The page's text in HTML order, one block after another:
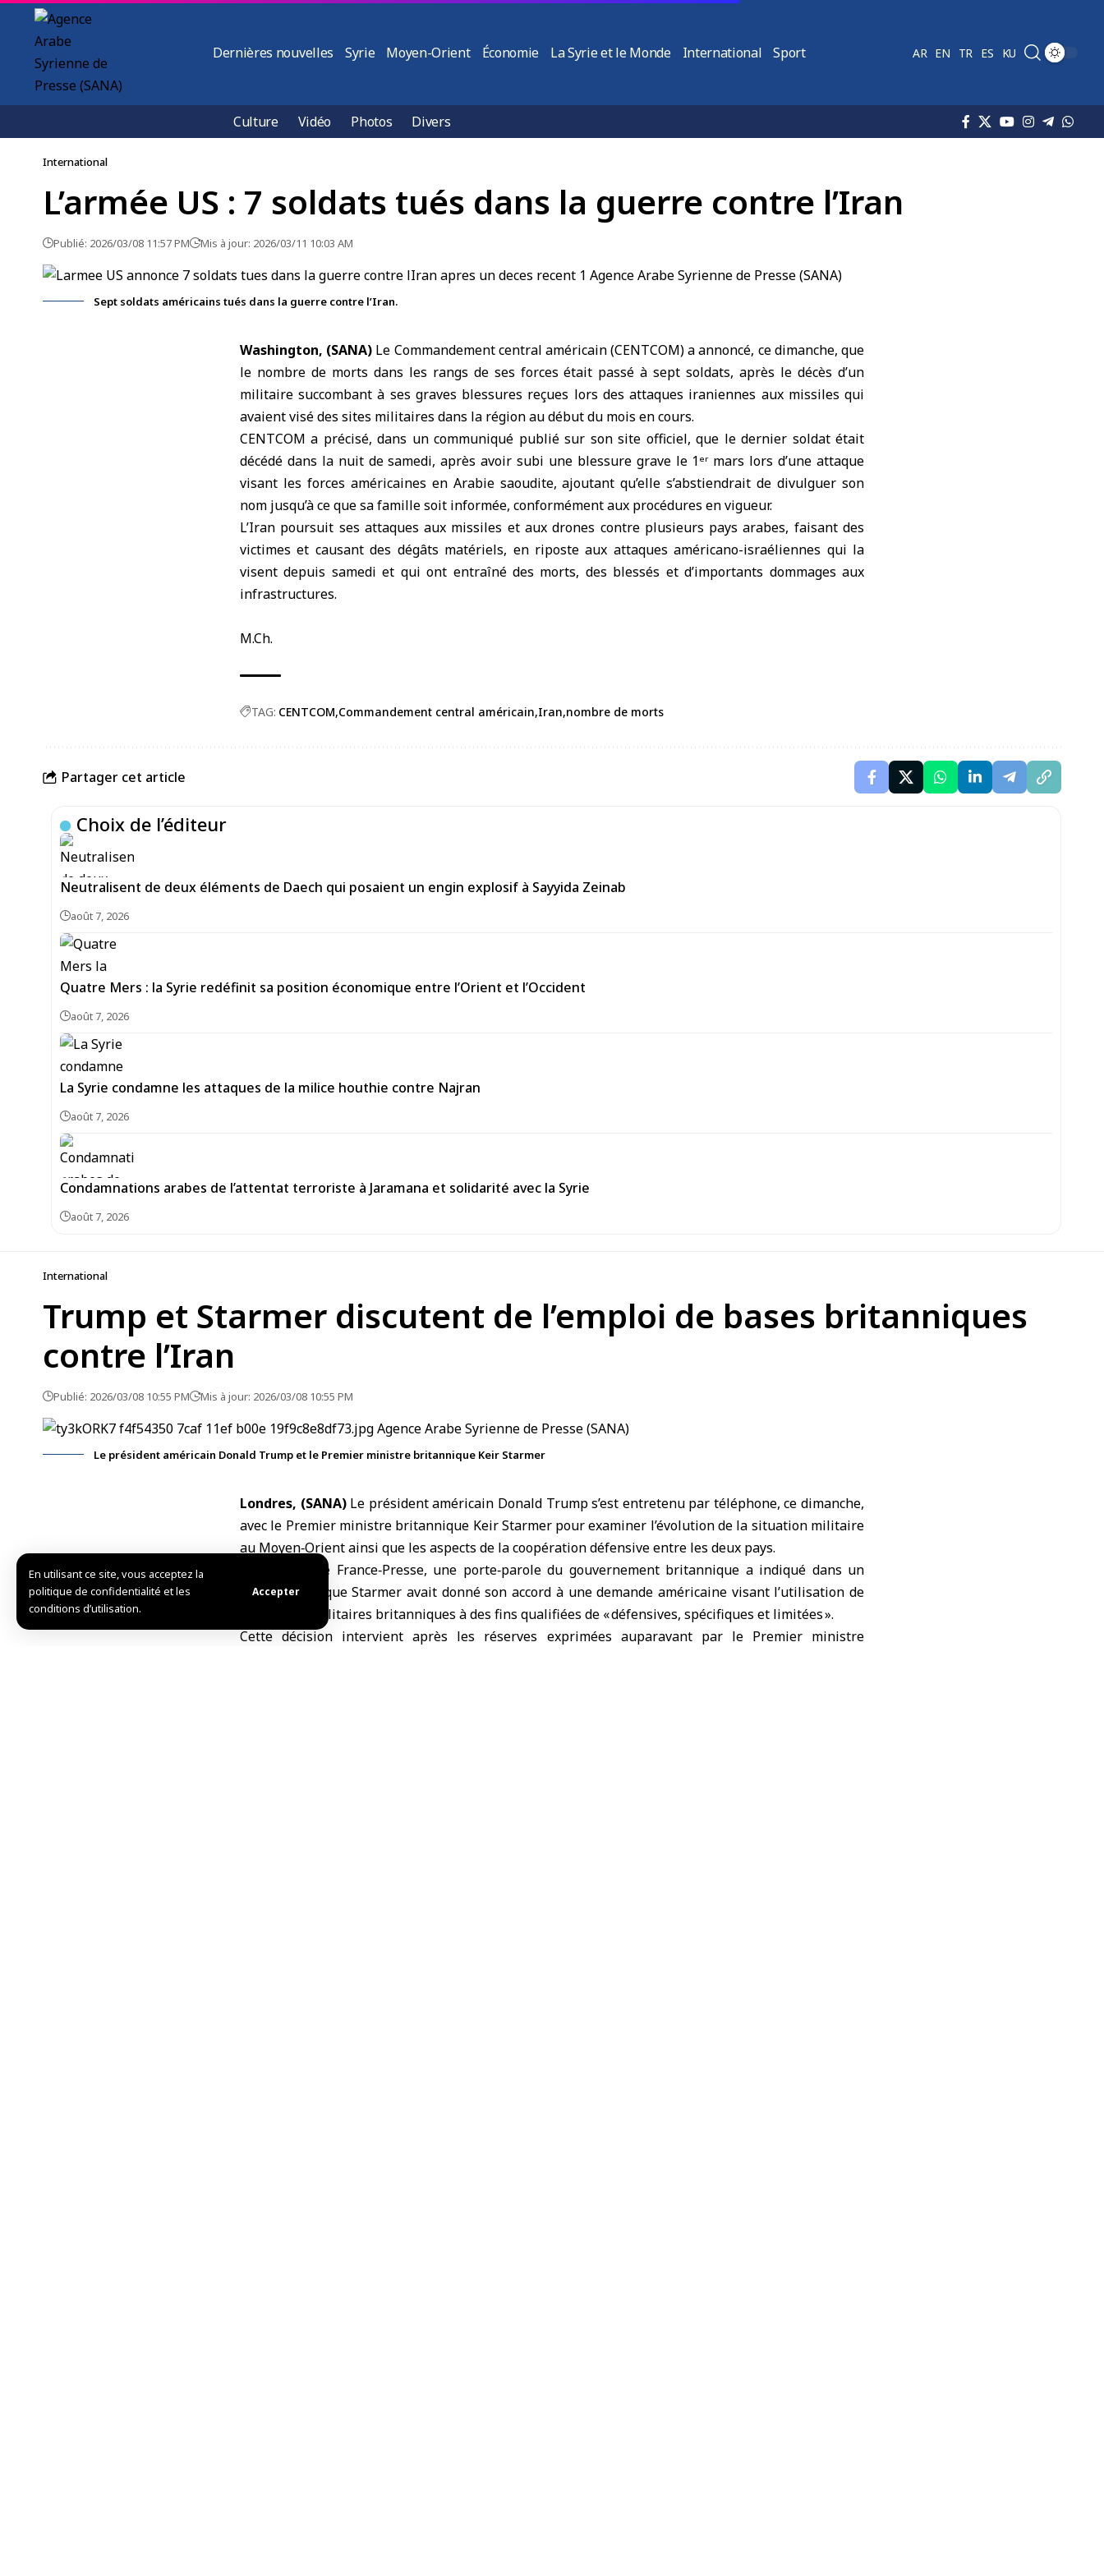
En utilisant ce site, vous acceptez la
politique de confidentialité et les
conditions d’utilisation.
Accepter
Dernières nouvelles Syrie Moyen-Orient Économie La Syrie et le Monde International Sport AR EN TR ES KU
Culture Vidéo Photos Divers
International
L’armée US : 7 soldats tués dans la guerre contre l’Iran
Publié: 2026/03/08 11:57 PM Mis à jour: 2026/03/11 10:03 AM
Sept soldats américains tués dans la guerre contre l’Iran.
Washington, (SANA) Le Commandement central américain (CENTCOM) a annoncé, ce dimanche, que
le nombre de morts dans les rangs de ses forces était passé à sept soldats, après le décès d’un
militaire succombant à ses graves blessures reçues lors des attaques iraniennes aux missiles qui
avaient visé des sites militaires dans la région au début du mois en cours.
CENTCOM a précisé, dans un communiqué publié sur son site officiel, que le dernier soldat était
décédé dans la nuit de samedi, après avoir subi une blessure grave le 1ᵉʳ mars lors d’une attaque
visant les forces américaines en Arabie saoudite, ajoutant qu’elle s’abstiendrait de divulguer son
nom jusqu’à ce que sa famille soit informée, conformément aux procédures en vigueur.
L’Iran poursuit ses attaques aux missiles et aux drones contre plusieurs pays arabes, faisant des
victimes et causant des dégâts matériels, en riposte aux attaques américano-israéliennes qui la
visent depuis samedi et qui ont entraîné des morts, des blessés et d’importants dommages aux
infrastructures.
M.Ch.
TAG: CENTCOM Commandement central américain Iran nombre de morts
Partager cet article
Choix de l’éditeur
Neutralisent de deux éléments de Daech qui posaient un engin explosif à Sayyida Zeinab
août 7, 2026
Quatre Mers : la Syrie redéfinit sa position économique entre l’Orient et l’Occident
août 7, 2026
La Syrie condamne les attaques de la milice houthie contre Najran
août 7, 2026
Condamnations arabes de l’attentat terroriste à Jaramana et solidarité avec la Syrie
août 7, 2026
International
Trump et Starmer discutent de l’emploi de bases britanniques
contre l’Iran
Publié: 2026/03/08 10:55 PM Mis à jour: 2026/03/08 10:55 PM
Le président américain Donald Trump et le Premier ministre britannique Keir Starmer
Londres, (SANA) Le président américain Donald Trump s’est entretenu par téléphone, ce dimanche,
avec le Premier ministre britannique Keir Starmer pour examiner l’évolution de la situation militaire
au Moyen‑Orient ainsi que les aspects de lacoopération défensiveentre les deux pays.
Selon l’Agence France‑Presse, une porte‑parole du gouvernement britannique a indiqué dans un
communiqué que Starmer avait donné son accord à une demande américaine visant l’utilisation de
deux bases militaires britanniques à des fins qualifiées de « défensives, spécifiques et limitées ».
Cette décision intervient après les réserves exprimées auparavant par le Premier ministre